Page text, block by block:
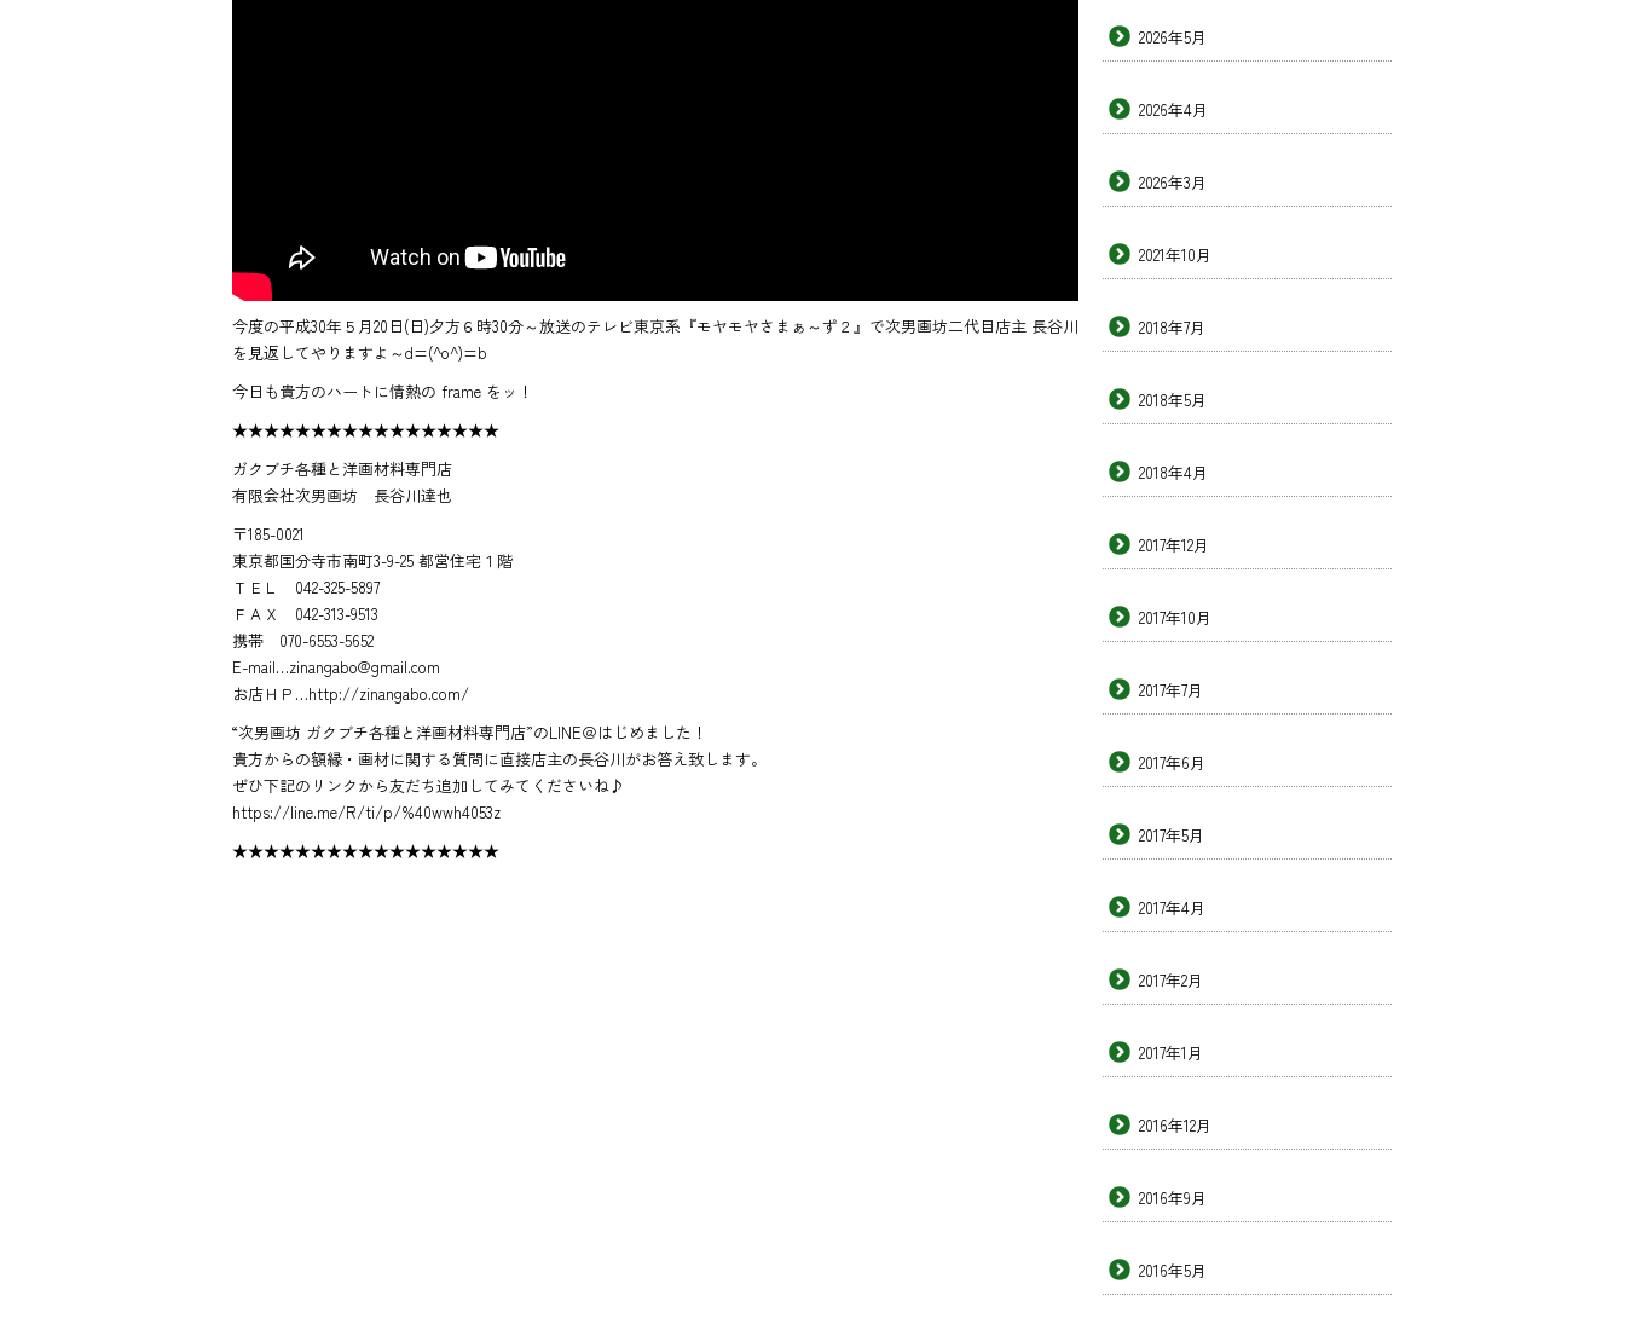
今度の平成30年５月20日(日)夕方６時30分～放送のテレビ東京系『モヤモヤさまぁ～ず２』で次男画坊二代目店主 長谷川
を見返してやりますよ～d=(^o^)=b
今日も貴方のハートに情熱の frame をッ！
★★★★★★★★★★★★★★★★★
ガクブチ各種と洋画材料専門店
有限会社次男画坊 長谷川達也
〒185-0021
東京都国分寺市南町3-9-25 都営住宅１階
ＴＥＬ 042-325-5897
ＦＡＸ 042-313-9513
携帯 070-6553-5652
E-mail…zinangabo@gmail.com
お店ＨＰ…http://zinangabo.com/
“次男画坊 ガクブチ各種と洋画材料専門店”のLINE＠はじめました！
貴方からの額縁・画材に関する質問に直接店主の長谷川がお答え致します。
ぜひ下記のリンクから友だち追加してみてくださいね♪
https://line.me/R/ti/p/%40wwh4053z
★★★★★★★★★★★★★★★★★
2026年5月
2026年4月
2026年3月
2021年10月
2018年7月
2018年5月
2018年4月
2017年12月
2017年10月
2017年7月
2017年6月
2017年5月
2017年4月
2017年2月
2017年1月
2016年12月
2016年9月
2016年5月